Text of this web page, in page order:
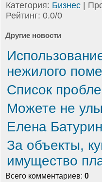
Категория: Бизнес
Рейтинг: 0.0/0
Другие новости
нежилого
Список
Можете не
Елена
За объекты,
имущество
Всего комментариев: 0